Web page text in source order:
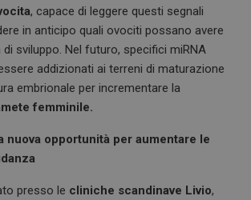
, capace di leggere questi segnali
in anticipo quali ovociti possano avere
sviluppo. Nel futuro, specifici miRNA
addizionati ai terreni di maturazione
embrionale per incrementare la
femminile.
nuova opportunità per aumentare le
presso le cliniche scandinave Livio,